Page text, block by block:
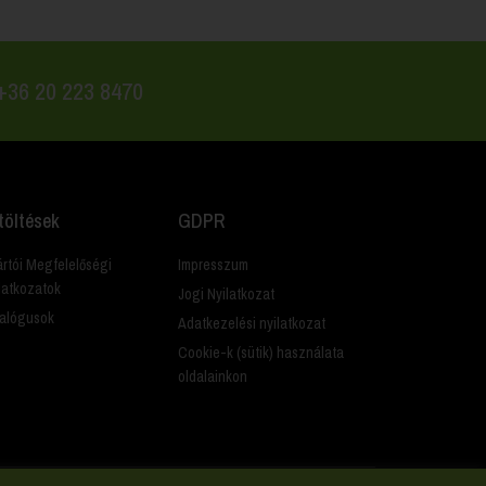
20 223 8470
Megfelelőségi
GDPR
Impresszum
Jogi Nyilatkozat
Adatkezelési nyilatkozat
Cookie-k (sütik) használata
oldalainkon